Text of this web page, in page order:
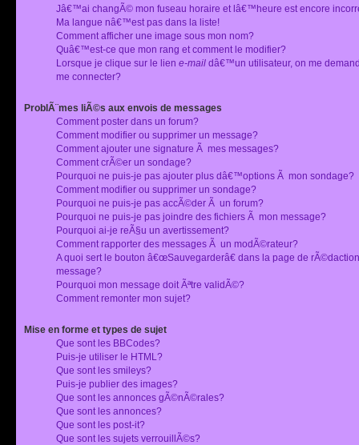
Jâ€™ai changÃ© mon fuseau horaire et lâ€™heure est encore
Ma langue nâ€™est pas dans la liste!
Comment afficher une image sous mon nom?
Quâ€™est-ce que mon rang et comment le modifier?
Lorsque je clique sur le lien e-mail dâ€™un utilisateur, on me
me connecter?
ProblÃ¨mes liÃ©s aux envois de messages
Comment poster dans un forum?
Comment modifier ou supprimer un message?
Comment ajouter une signature Ã mes messages?
Comment crÃ©er un sondage?
Pourquoi ne puis-je pas ajouter plus dâ€™options Ã mon sondage?
Comment modifier ou supprimer un sondage?
Pourquoi ne puis-je pas accÃ©der Ã un forum?
Pourquoi ne puis-je pas joindre des fichiers Ã mon message?
Pourquoi ai-je reÃ§u un avertissement?
Comment rapporter des messages Ã un modÃ©rateur?
A quoi sert le bouton â€œSauvegarderâ€ dans la page de
message?
Pourquoi mon message doit Ãªtre validÃ©?
Comment remonter mon sujet?
Mise en forme et types de sujet
Que sont les BBCodes?
Puis-je utiliser le HTML?
Que sont les smileys?
Puis-je publier des images?
Que sont les annonces gÃ©nÃ©rales?
Que sont les annonces?
Que sont les post-it?
Que sont les sujets verrouillÃ©s?